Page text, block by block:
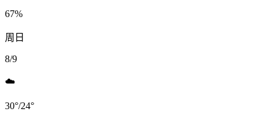
67%
周日
8/9
☁️
30°/24°